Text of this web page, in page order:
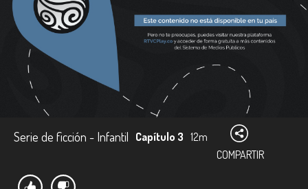
Serie de ficción - Infantil Capítulo 3 12m
COMPARTIR